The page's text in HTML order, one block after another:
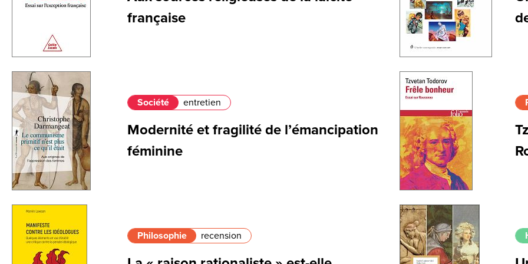
française
Société entretien
Modernité et fragilité de l’émancipation
féminine
Philosophie recension